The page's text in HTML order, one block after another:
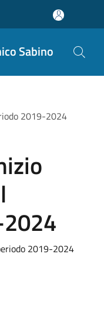
Sabino
2019-2024
2019-2024